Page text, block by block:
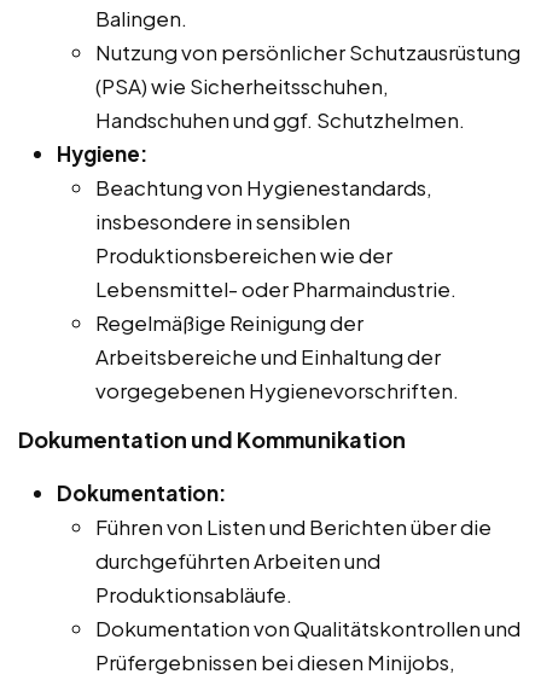
Balingen.
Nutzung von persönlicher Schutzausrüstung
(PSA) wie Sicherheitsschuhen,
Handschuhen und ggf. Schutzhelmen.
Hygiene:
Beachtung von Hygienestandards,
insbesondere in sensiblen
Produktionsbereichen wie der
Lebensmittel- oder Pharmaindustrie.
Regelmäßige Reinigung der
Arbeitsbereiche und Einhaltung der
vorgegebenen Hygienevorschriften.
Dokumentation und Kommunikation
Dokumentation:
Führen von Listen und Berichten über die
durchgeführten Arbeiten und
Produktionsabläufe.
Dokumentation von Qualitätskontrollen und
Prüfergebnissen bei diesen Minijobs,